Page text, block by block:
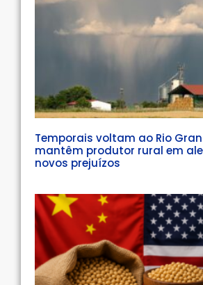
Temporais voltam ao Rio
mantêm produtor rural em
novos prejuízos